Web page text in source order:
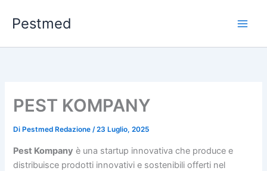
Pestmed
PEST KOMPANY
Di Pestmed Redazione/23 Luglio, 2025
Pest Kompany è una startup innovativa che produce e
distribuisce prodotti innovativi e sostenibili offerti nel